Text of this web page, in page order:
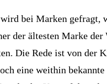
bei Marken gefragt,
der ältesten Marke der
Die Rede ist von der
eine weithin bekannte